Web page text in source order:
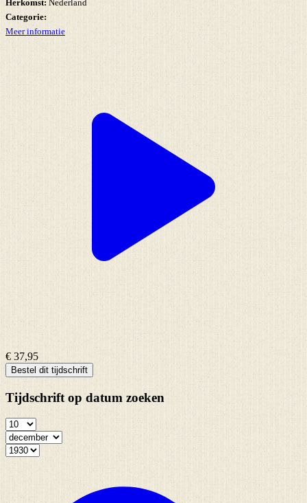
Herkomst: Nederland
Categorie:
Meer informatie
€ 37,95
Bestel dit tijdschrift
Tijdschrift op datum zoeken